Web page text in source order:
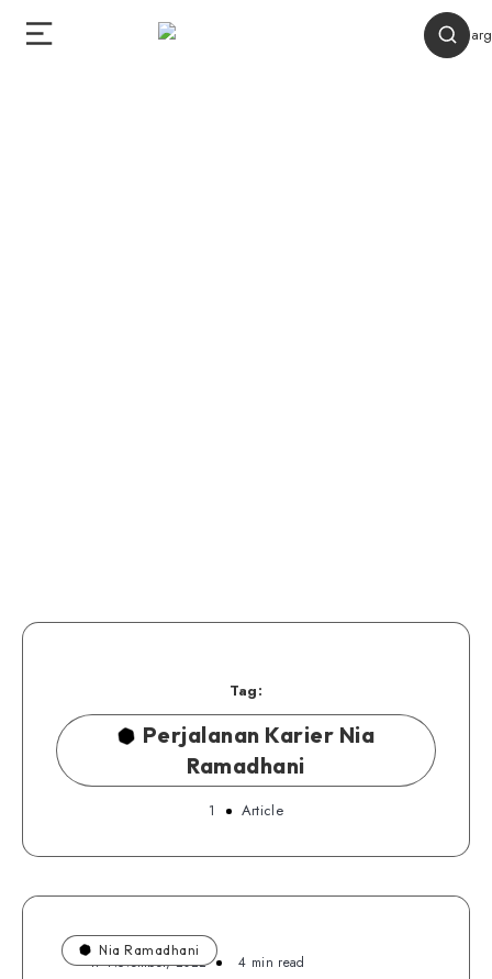
Tag:
Perjalanan Karier Nia
Ramadhani
1 Article
Nia Ramadhani
17 November, 2022 4 min read